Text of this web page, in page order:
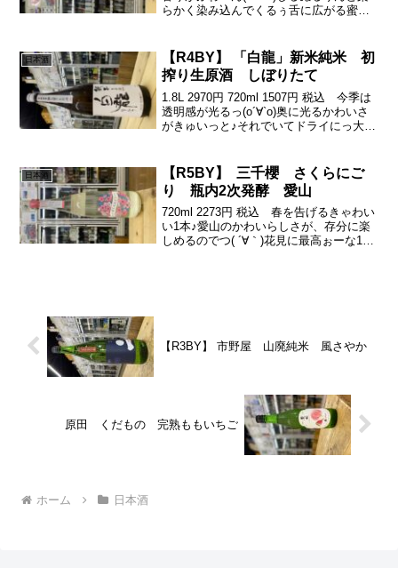
らかく染み込んでくるぅ舌に広がる蜜な
らん♪(´ε｀ )22BYにで...
日本酒
【R4BY】 「白龍」新米純米 初
搾り生原酒 しぼりたて
1.8L 2970円 720ml 1507円 税込 今季は
透明感が光るっ(о´∀`о)奥に光るかわいさ
がきゅいっと♪それでいてドライにっ大人
応援でっす！！あの「...
日本酒
【R5BY】 三千櫻 さくらにご
り 瓶内2次発酵 愛山
720ml 2273円 税込 春を告げるきゃわい
い1本♪愛山のかわいらしさが、存分に楽
しめるのでつ( ´∀｀)花見に最高ぉーな1本
【R3BY】 市野屋 山廃純米 風さやか
原田 くだもの 完熟ももいちご
ホーム 日本酒